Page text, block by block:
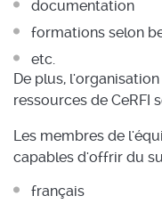
documentation
formations selon
etc.
De plus,
ressources de CeRFI
Les membres de
capables d'offrir du
français